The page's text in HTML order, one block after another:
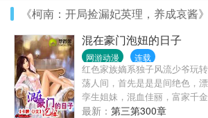
《柯南：开局捡漏妃英理，养成哀酱
混在豪门泡妞的日子
网游动漫 连载
红色家族嫡系独子风流少爷玩
荡人间，首先是是是间绝色，
孪生姐妹，混血佳丽，富家千
神，影视明星..网打进。
最新： 第三第300章